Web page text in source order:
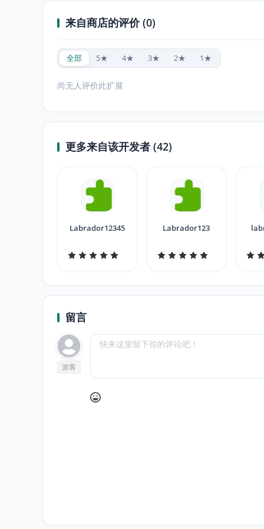
来自商店的评价 (0)
全部 5★ 4★ 3★ 2★ 1★
尚无人评价此扩展
更多来自该开发者 (42)
Labrador12345 Labrador123
留言
游客